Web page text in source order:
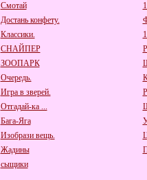
Смотай
Достань конфету.
Классики.
СНАЙПЕР
ЗООПАРК
Очередь.
Игра в зверей.
Отгадай-ка ...
Бага-Яга
Изобрази вещь.
Жадины
сыщики